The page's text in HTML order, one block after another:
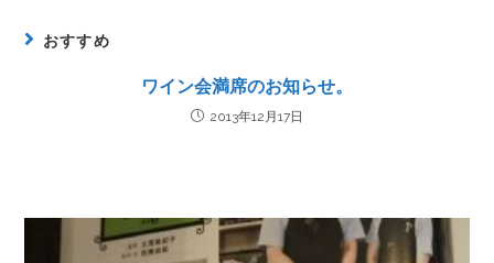
おすすめ
ワイン会満席のお知らせ。
2013年12月17日